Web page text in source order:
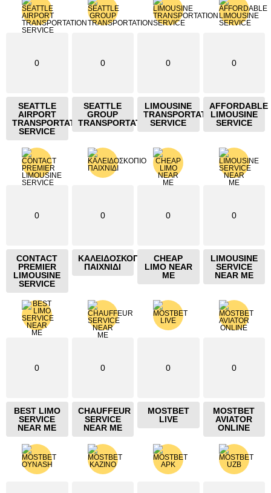
0
SEATTLE
AIRPORT
TRANSPORTATION
SERVICE
0
SEATTLE
GROUP
TRANSPORTATION
0
LIMOUSINE
TRANSPORTATION
SERVICE
0
AFFORDABLE
LIMOUSINE
SERVICE
0
CONTACT
PREMIER
LIMOUSINE
SERVICE
0
ΚΑΛΕΙΔΟΣΚΟΠΙΟ
ΠΑΙΧΝΙΔΙ
0
CHEAP
LIMO NEAR
ME
0
LIMOUSINE
SERVICE
NEAR ME
0
BEST LIMO
SERVICE
NEAR ME
0
CHAUFFEUR
SERVICE
NEAR ME
0
MOSTBET
LIVE
0
MOSTBET
AVIATOR
ONLINE